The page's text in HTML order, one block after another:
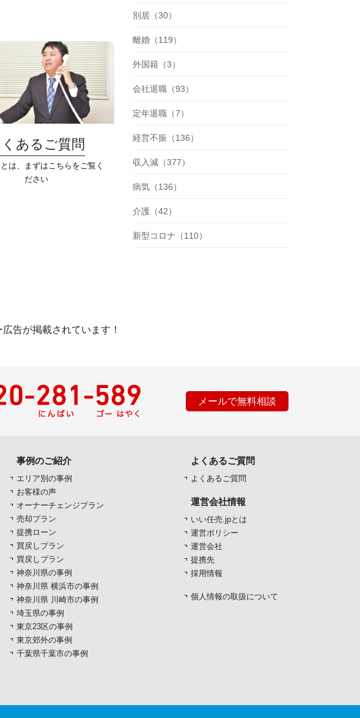
あるご質問
は、まずはこちらをご覧く
ださい
別居（30）
離婚（119）
外国籍（3）
会社退職（93）
定年退職（7）
経営不振（136）
収入減（377）
病気（136）
介護（42）
新型コロナ（110）
告が掲載されています！
メールで無料相談
事例のご紹介
エリア別の事例
お客様の声
オーナーチェンジプラン
売却プラン
提携ローン
買戻しプラン
買戻しプラン
神奈川県の事例
神奈川県 横浜市の事例
神奈川県 川崎市の事例
埼玉県の事例
東京23区の事例
東京郊外の事例
千葉県千葉市の事例
よくあるご質問
よくあるご質問
運営会社情報
いい任売.jpとは
運営ポリシー
運営会社
提携先
採用情報
個人情報の取扱について